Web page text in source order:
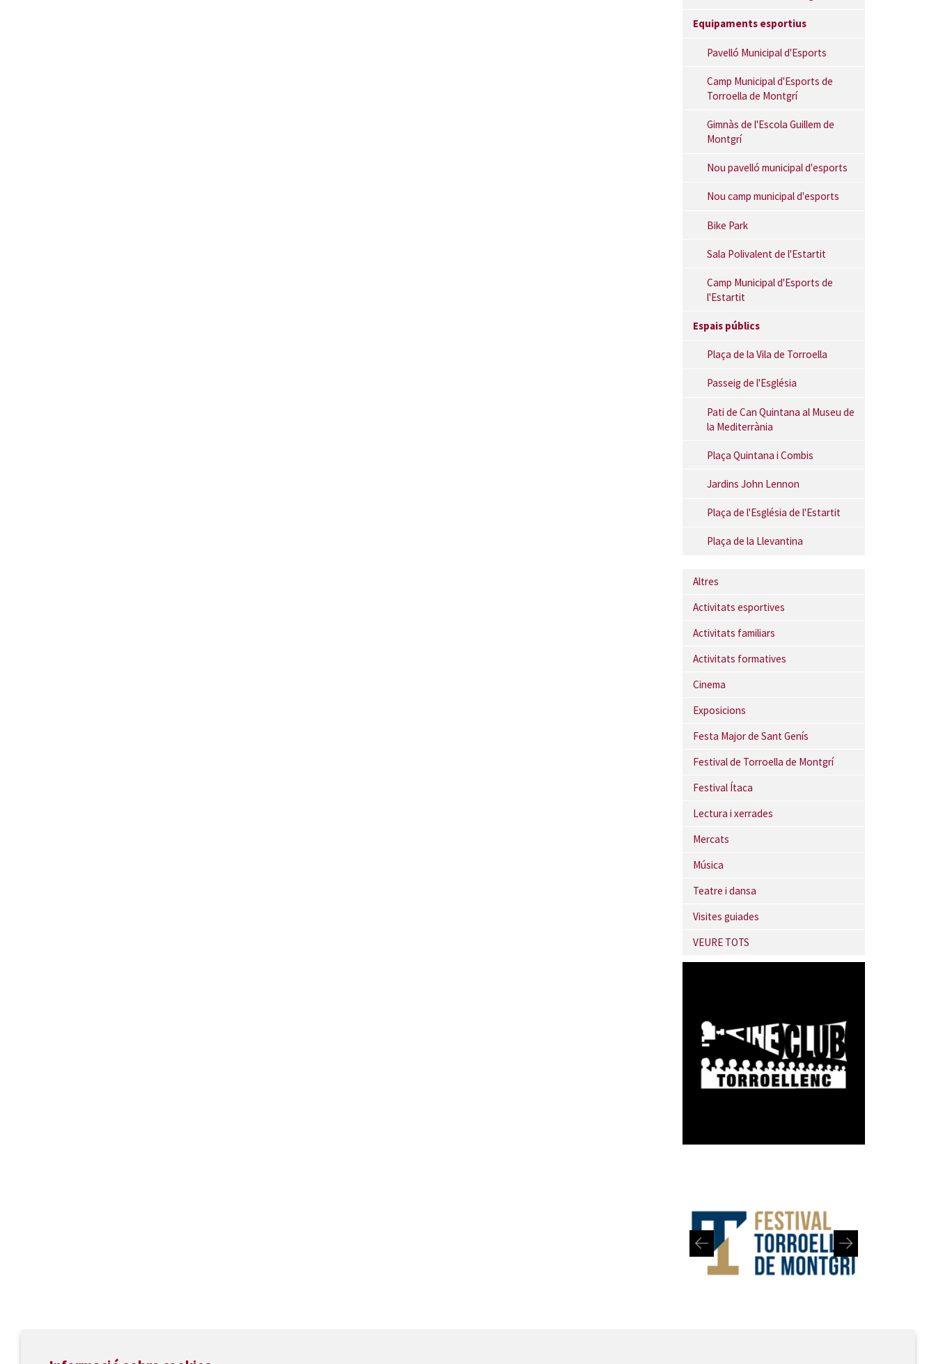
Equipaments esportius
Pavelló Municipal d'Esports
Camp Municipal d'Esports de
Torroella de Montgrí
Gimnàs de l'Escola Guillem de
Montgrí
Nou pavelló municipal d'esports
Nou camp municipal d'esports
Bike Park
Sala Polivalent de l'Estartit
Camp Municipal d'Esports de
l'Estartit
Espais públics
Plaça de la Vila de Torroella
Passeig de l'Església
Pati de Can Quintana al Museu de
la Mediterrània
Plaça Quintana i Combis
Jardins John Lennon
Plaça de l'Església de l'Estartit
Plaça de la Llevantina
Altres
Activitats esportives
Activitats familiars
Activitats formatives
Cinema
Exposicions
Festa Major de Sant Genís
Festival de Torroella de Montgrí
Festival Ítaca
Lectura i xerrades
Mercats
Música
Teatre i dansa
Visites guiades
VEURE TOTS